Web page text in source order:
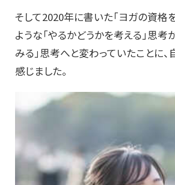
そして2020年に書いた「ヨガの資格
ような「やるかどうかを考える」思考
みる」思考へと変わっていたことに
感じました。